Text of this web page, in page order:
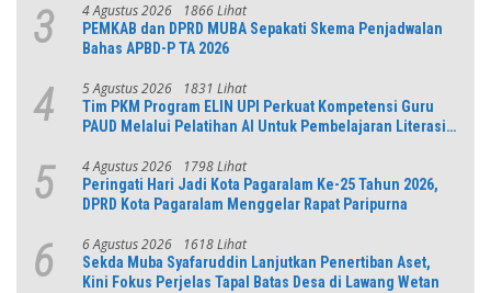
3 4 Agustus 2026 1866 Lihat
PEMKAB dan DPRD MUBA Sepakati Skema Penjadwalan
Bahas APBD-P TA 2026
4 5 Agustus 2026 1831 Lihat
Tim PKM Program ELIN UPI Perkuat Kompetensi Guru
PAUD Melalui Pelatihan AI Untuk Pembelajaran Literasi
5 4 Agustus 2026 1798 Lihat
Peringati Hari Jadi Kota Pagaralam Ke-25 Tahun 2026,
DPRD Kota Pagaralam Menggelar Rapat Paripurna
6 6 Agustus 2026 1618 Lihat
Sekda Muba Syafaruddin Lanjutkan Penertiban Aset,
Kini Fokus Perjelas Tapal Batas Desa di Lawang Wetan